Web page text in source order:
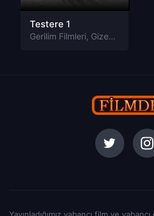
Testere 1
Gerilim Filmleri, Gizem Filmleri